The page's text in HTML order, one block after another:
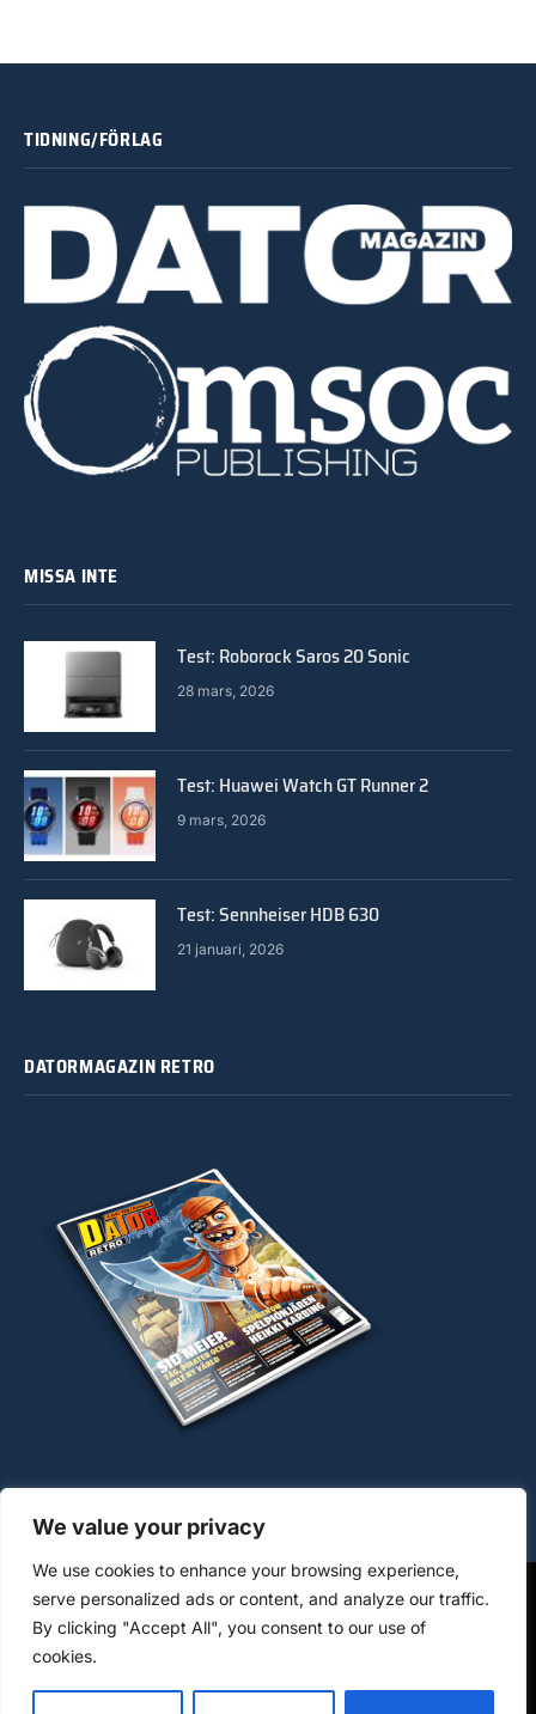
We value your privacy
We use cookies to enhance your browsing experience,
serve personalized ads or content, and analyze our traffic.
By clicking "Accept All", you consent to our use of
cookies.
TIDNING/FÖRLAG
MISSA INTE
Test: Roborock Saros 20 Sonic
28 mars, 2026
Test: Huawei Watch GT Runner 2
9 mars, 2026
Test: Sennheiser HDB 630
21 januari, 2026
DATORMAGAZIN RETRO
OM COOKIES
HANTERING AV PERSONUPPGIFTER